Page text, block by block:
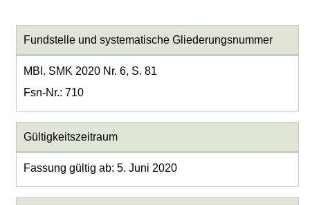
Fundstelle und systematische Gliederungsnummer
MBl. SMK 2020 Nr. 6, S. 81
Fsn-Nr.: 710
Gültigkeitszeitraum
Fassung gültig ab: 5. Juni 2020